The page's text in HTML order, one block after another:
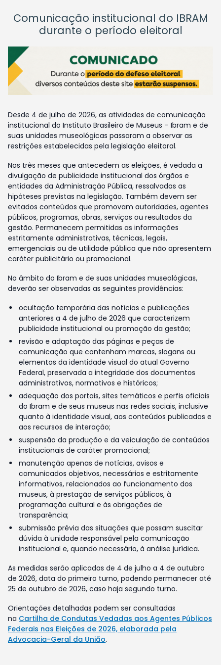
Comunicação institucional do IBRAM
durante o período eleitoral
Desde 4 de julho de 2026, as atividades de comunicação
institucional do Instituto Brasileiro de Museus – Ibram e de
suas unidades museológicas passaram a observar as
restrições estabelecidas pela legislação eleitoral.
Nos três meses que antecedem as eleições, é vedada a
divulgação de publicidade institucional dos órgãos e
entidades da Administração Pública, ressalvadas as
hipóteses previstas na legislação. Também devem ser
evitados conteúdos que promovam autoridades, agentes
públicos, programas, obras, serviços ou resultados da
gestão. Permanecem permitidas as informações
estritamente administrativas, técnicas, legais,
emergenciais ou de utilidade pública que não apresentem
caráter publicitário ou promocional.
No âmbito do Ibram e de suas unidades museológicas,
deverão ser observadas as seguintes providências:
ocultação temporária das notícias e publicações
anteriores a 4 de julho de 2026 que caracterizem
publicidade institucional ou promoção da gestão;
revisão e adaptação das páginas e peças de
comunicação que contenham marcas, slogans ou
elementos da identidade visual do atual Governo
Federal, preservada a integridade dos documentos
administrativos, normativos e históricos;
adequação dos portais, sites temáticos e perfis oficiais
do Ibram e de seus museus nas redes sociais, inclusive
quanto à identidade visual, aos conteúdos publicados e
aos recursos de interação;
suspensão da produção e da veiculação de conteúdos
institucionais de caráter promocional;
manutenção apenas de notícias, avisos e
comunicados objetivos, necessários e estritamente
informativos, relacionados ao funcionamento dos
museus, à prestação de serviços públicos, à
programação cultural e às obrigações de
transparência;
submissão prévia das situações que possam suscitar
dúvida à unidade responsável pela comunicação
institucional e, quando necessário, à análise jurídica.
As medidas serão aplicadas de 4 de julho a 4 de outubro
de 2026, data do primeiro turno, podendo permanecer até
25 de outubro de 2026, caso haja segundo turno.
Orientações detalhadas podem ser consultadas
na Cartilha de Condutas Vedadas aos Agentes Públicos
Federais nas Eleições de 2026, elaborada pela
Advocacia-Geral da União.